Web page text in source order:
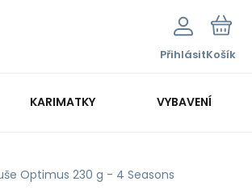
PřihlásitKošík
KARIMATKY VYBAVENÍ
Optimus 230 g - 4 Seasons